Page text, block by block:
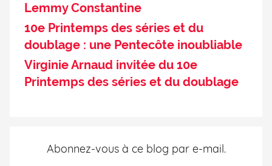
Lemmy Constantine
10e Printemps des séries et du
doublage : une Pentecôte inoubliable
Virginie Arnaud invitée du 10e
Printemps des séries et du doublage
Abonnez-vous à ce blog par e-mail.